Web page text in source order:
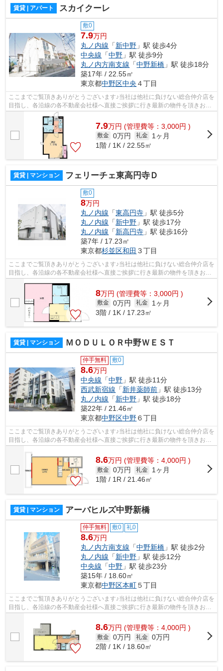
賃貸 | アパート スカイクーレ
敷0
7.9万円
丸ノ内線 「新中野 」駅 徒歩4分
中央線 「中野 」駅 徒歩9分
丸ノ内方南支線 「中野新橋 」駅 徒歩18分
築17年 / 22.55㎡
東京都中野区中央 ４丁目
ここまでご覧頂きありがとうございます♪当社は他社に負けない総合仲介店を
目指し、各沿線の各不動産会社様へ直接ご挨拶に行き最新の物件を頂きお客
様へ提供しております！最新の情報は...
7.9万円 (管理費等：3,000円 )
敷金 0万円 礼金
1ヶ月
1階 / 1K / 22.55㎡
賃貸 | マンション フェリーチェ東高円寺Ｄ
敷0
8万円
丸ノ内線 「東高円寺 」駅 徒歩5分
丸ノ内線 「新中野 」駅 徒歩17分
丸ノ内線 「新高円寺 」駅 徒歩16分
築7年 / 17.23㎡
東京都杉並区和田 ３丁目
ここまでご覧頂きありがとうございます♪当社は他社に負けない総合仲介店を
目指し、各沿線の各不動産会社様へ直接ご挨拶に行き最新の物件を頂きお客
8万円 (管理費等：3,000円 )
敷金 0万円 礼金
1ヶ月
3階 / 1K / 17.23㎡
賃貸 | マンション ＭＯＤＵＬＯＲ中野ＷＥＳＴ
仲手無料 敷0
8.6万円
中央線 「中野 」駅 徒歩11分
西武新宿線 「新井薬師前 」駅 徒歩13分
丸ノ内線 「新中野 」駅 徒歩18分
築22年 / 21.46㎡
東京都中野区中野６丁目
ここまでご覧頂きありがとうございます♪当社は他社に負けない総合仲介店を
目指し、各沿線の各不動産会社様へ直接ご挨拶に行き最新の物件を頂きお客
様へ提供しております！最新の情報は...
8.6万円 (管理費等：4,000円 )
敷金 0万円 礼金
1ヶ月
1階 / 1R / 21.46㎡
賃貸 | マンション アーバヒルズ中野新橋
仲手無料 敷0 礼0
8.6万円
丸ノ内方南支線 「中野新橋 」駅 徒歩2分
丸ノ内線 「新中野 」駅 徒歩12分
中央線 「中野 」駅 徒歩23分
築15年 / 18.60㎡
東京都中野区本町５丁目
ここまでご覧頂きありがとうございます♪当社は他社に負けない総合仲介店を
目指し、各沿線の各不動産会社様へ直接ご挨拶に行き最新の物件を頂きお客
様へ提供しております！最新の情報は...
8.6万円 (管理費等：4,000円 )
敷金 0万円 礼金 0万円
2階 / 1K / 18.60㎡